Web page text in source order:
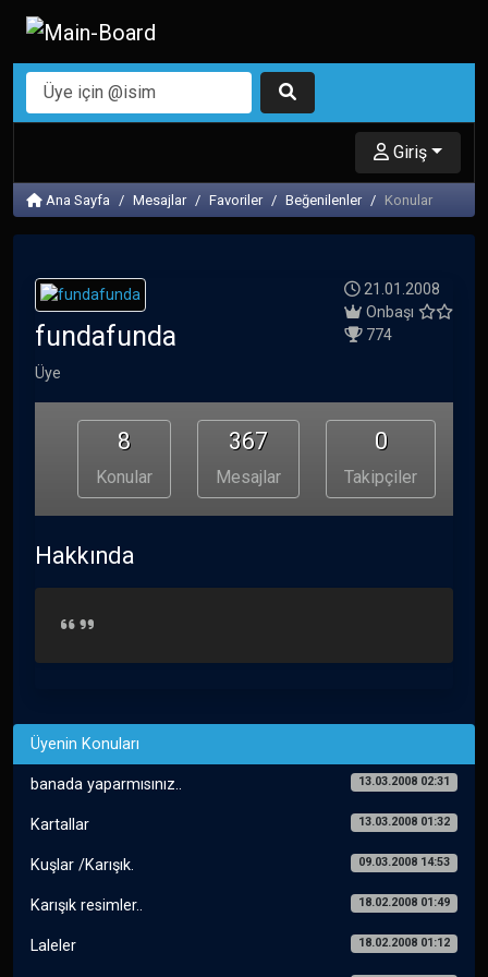
Giriş
Ana Sayfa Mesajlar Favoriler Beğenilenler Konular
fundafunda
Üye
21.01.2008
Onbaşı
774
8
Konular
367
Mesajlar
0
Takipçiler
Hakkında
Üyenin Konuları
banada yaparmısınız.. 13.03.2008 02:31
Kartallar 13.03.2008 01:32
Kuşlar /Karışık. 09.03.2008 14:53
Karışık resimler.. 18.02.2008 01:49
Laleler 18.02.2008 01:12